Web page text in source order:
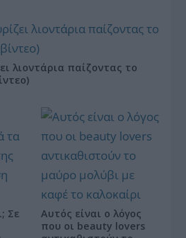
λιοντάρια παίζοντας το
Σε
Αυτός είναι ο λόγος
που οι beauty lovers